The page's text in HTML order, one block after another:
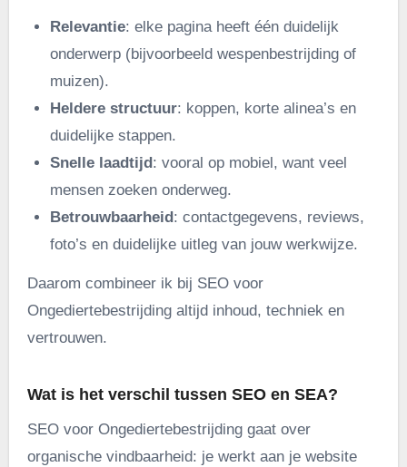
Relevantie: elke pagina heeft één duidelijk
onderwerp (bijvoorbeeld wespenbestrijding of
muizen).
Heldere structuur: koppen, korte alinea’s en
duidelijke stappen.
Snelle laadtijd: vooral op mobiel, want veel
mensen zoeken onderweg.
Betrouwbaarheid: contactgegevens, reviews,
foto’s en duidelijke uitleg van jouw werkwijze.
Daarom combineer ik bij SEO voor
Ongediertebestrijding altijd inhoud, techniek en
vertrouwen.
Wat is het verschil tussen SEO en SEA?
SEO voor Ongediertebestrijding gaat over
organische vindbaarheid: je werkt aan je website